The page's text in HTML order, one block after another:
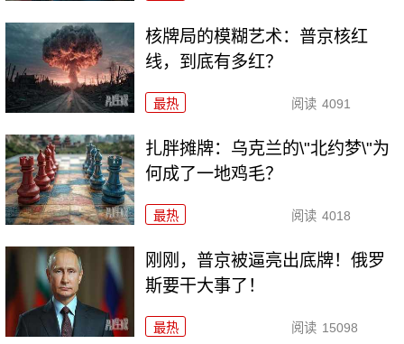
核牌局的模糊艺术：普京核红
线，到底有多红？
最热 阅读 4091
扎胖摊牌：乌克兰的\"北约梦\"为
何成了一地鸡毛？
最热 阅读 4018
刚刚，普京被逼亮出底牌！俄罗
斯要干大事了！
最热 阅读 15098